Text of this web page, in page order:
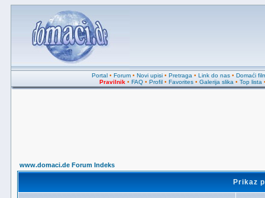
Portal• Forum• Novi upisi• Pretraga • Link do nas• Domaći
Pravilnik • FAQ • Profil • Favorites • Galerija slika • Top lista
www.domaci.de Forum Indeks
Prikaz